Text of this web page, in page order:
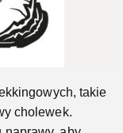
takie
cholewek.